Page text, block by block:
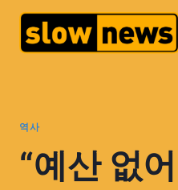
역사
“예산 없